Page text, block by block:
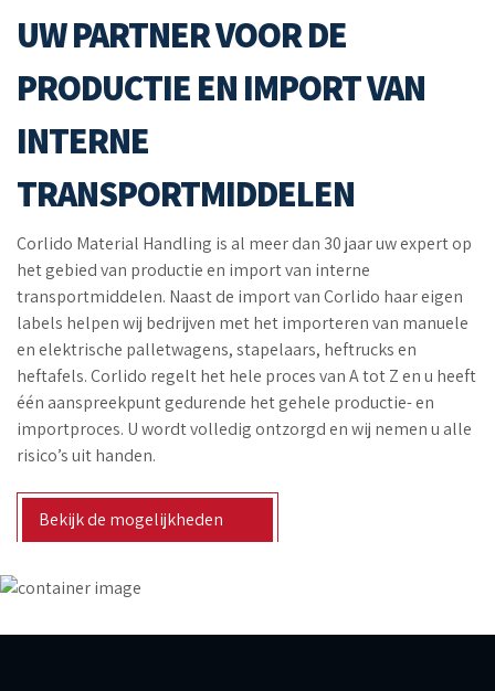
UW PARTNER VOOR DE
PRODUCTIE EN IMPORT VAN
INTERNE
TRANSPORTMIDDELEN
Corlido Material Handling is al meer dan 30 jaar uw expert op
het gebied van productie en import van interne
transportmiddelen. Naast de import van Corlido haar eigen
labels helpen wij bedrijven met het importeren van manuele
en elektrische palletwagens, stapelaars, heftrucks en
heftafels. Corlido regelt het hele proces van A tot Z en u heeft
één aanspreekpunt gedurende het gehele productie- en
importproces. U wordt volledig ontzorgd en wij nemen u alle
risico’s uit handen.
Bekijk de mogelijkheden